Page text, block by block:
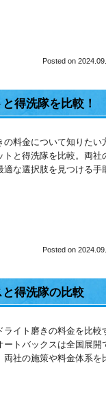
Posted on
得洗隊を比較！
の料金について知りた
トと得洗隊を比較。両
適な選択肢を見つける
Posted on
得洗隊の比較
ライト磨きの料金を比
ートバックスは全国展
両社の施策や料金体系を